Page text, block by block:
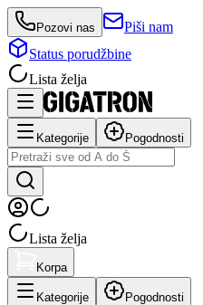
Pozovi nas
Piši nam
Status porudžbine
Lista želja
Kategorije Pogodnosti
Lista želja
Korpa
Kategorije Pogodnosti